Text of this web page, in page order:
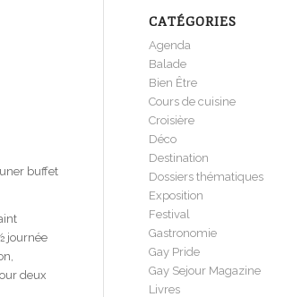
buffet
journée
deux
CATÉGORIES
Agenda
Balade
Bien Être
Cours de cuisine
Croisière
Déco
Destination
Dossiers thématiques
Exposition
Festival
Gastronomie
Gay Pride
Gay Sejour Magazine
Livres